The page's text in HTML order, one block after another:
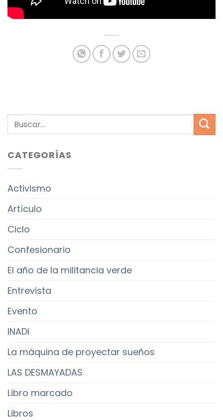
CATEGORÍAS
Activismo
Artículo
Ciclo
Confesionario
El año de la militancia verde
Entrevista
Evento
INADI
La máquina de proyectar sueños
LAS DESMAYADAS
Libro marcado
Libros